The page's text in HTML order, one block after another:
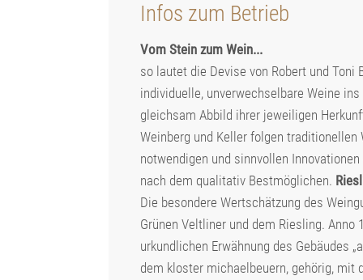
Infos zum Betrieb
Vom Stein zum Wein...
so lautet die Devise von Robert und Toni
individuelle, unverwechselbare Weine
gleichsam Abbild ihrer jeweiligen
Weinberg und Keller folgen traditionellen
notwendigen und sinnvollen
nach dem qualitativ Bestmöglichen.
Die besondere Wertschätzung des
Grünen Veltliner und dem Riesling.
urkundlichen Erwähnung des Gebäudes
dem kloster michaelbeuern, gehörig, mit